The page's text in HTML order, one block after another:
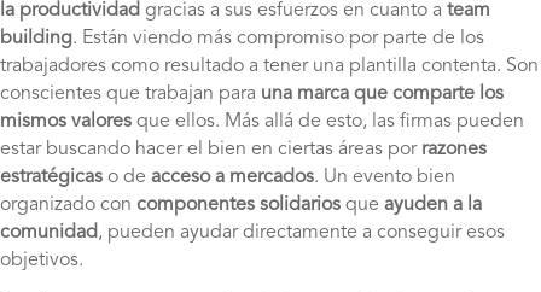
la productividad gracias a sus esfuerzos en cuanto a team
building. Están viendo más compromiso por parte de los
trabajadores como resultado a tener una plantilla contenta. Son
conscientes que trabajan para una marca que comparte los
mismos valores que ellos. Más allá de esto, las firmas pueden
estar buscando hacer el bien en ciertas áreas por razones
estratégicas o de acceso a mercados. Un evento bien
organizado con componentes solidarios que ayuden a la
comunidad, pueden ayudar directamente a conseguir esos
objetivos.